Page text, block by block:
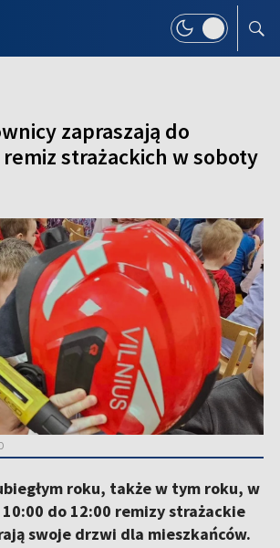
zapraszają do
strażackich w soboty
roku, także w tym roku, w
do 12:00 remizy strażackie
swoje drzwi dla mieszkańców.